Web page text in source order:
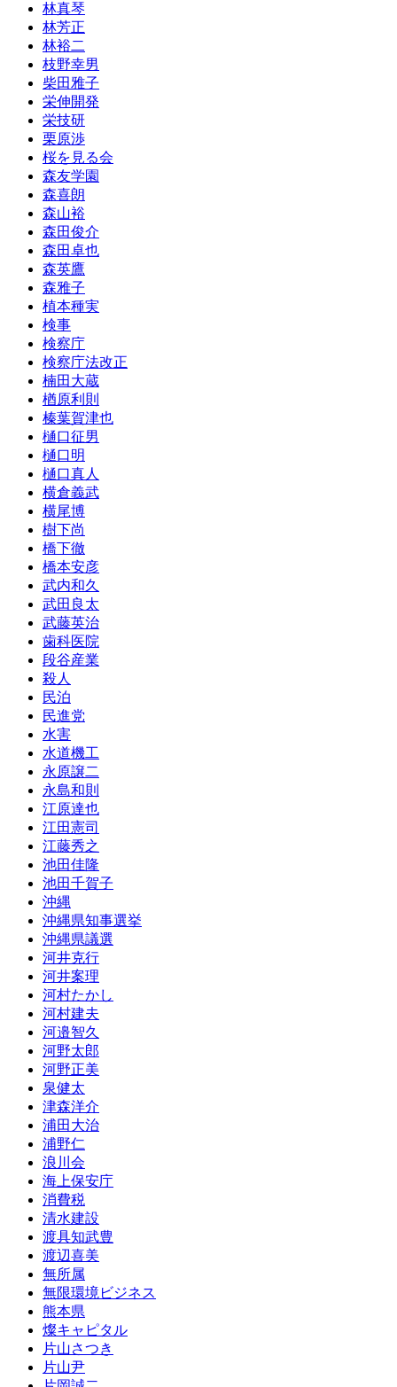
林真琴
林芳正
林裕二
枝野幸男
柴田雅子
栄伸開発
栄技研
栗原渉
桜を見る会
森友学園
森喜朗
森山裕
森田俊介
森田卓也
森英鷹
森雅子
植本種実
検事
検察庁
検察庁法改正
楠田大蔵
楢原利則
榛葉賀津也
樋口征男
樋口明
樋口真人
横倉義武
横尾博
樹下尚
橋下徹
橋本安彦
武内和久
武田良太
武藤英治
歯科医院
段谷産業
殺人
民泊
民進党
水害
水道機工
永原譲二
永島和則
江原達也
江田憲司
江藤秀之
池田佳隆
池田千賀子
沖縄
沖縄県知事選挙
沖縄県議選
河井克行
河井案理
河村たかし
河村建夫
河邉智久
河野太郎
河野正美
泉健太
津森洋介
浦田大治
浦野仁
浪川会
海上保安庁
消費税
清水建設
渡具知武豊
渡辺喜美
無所属
無限環境ビジネス
熊本県
燦キャピタル
片山さつき
片山尹